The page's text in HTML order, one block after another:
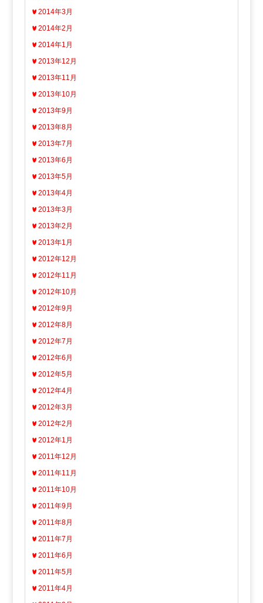
2014年3月
2014年2月
2014年1月
2013年12月
2013年11月
2013年10月
2013年9月
2013年8月
2013年7月
2013年6月
2013年5月
2013年4月
2013年3月
2013年2月
2013年1月
2012年12月
2012年11月
2012年10月
2012年9月
2012年8月
2012年7月
2012年6月
2012年5月
2012年4月
2012年3月
2012年2月
2012年1月
2011年12月
2011年11月
2011年10月
2011年9月
2011年8月
2011年7月
2011年6月
2011年5月
2011年4月